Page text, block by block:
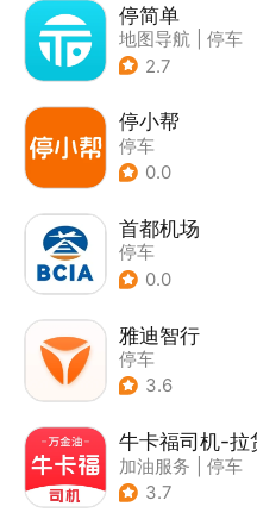
停简单
地图导航
停车
2.7
停小帮
停车
0.0
首都机场
停车
0.0
雅迪智行
停车
3.6
加油服务
停车
3.7